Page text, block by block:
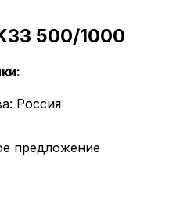
500/1000
Россия
предложение